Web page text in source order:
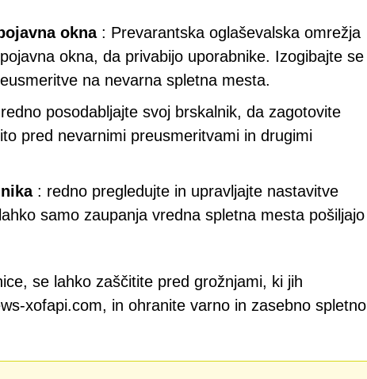
okna: Prevarantska oglaševalska omrežja
okna, da privabijo uporabnike. Izogibajte se
na nevarna spletna mesta.
posodabljajte svoj brskalnik, da zagotovite
pred nevarnimi preusmeritvami in drugimi
: redno pregledujte in upravljajte nastavitve
samo zaupanja vredna spletna mesta pošiljajo
se lahko zaščitite pred grožnjami, ki jih
xofapi.com, in ohranite varno in zasebno spletno